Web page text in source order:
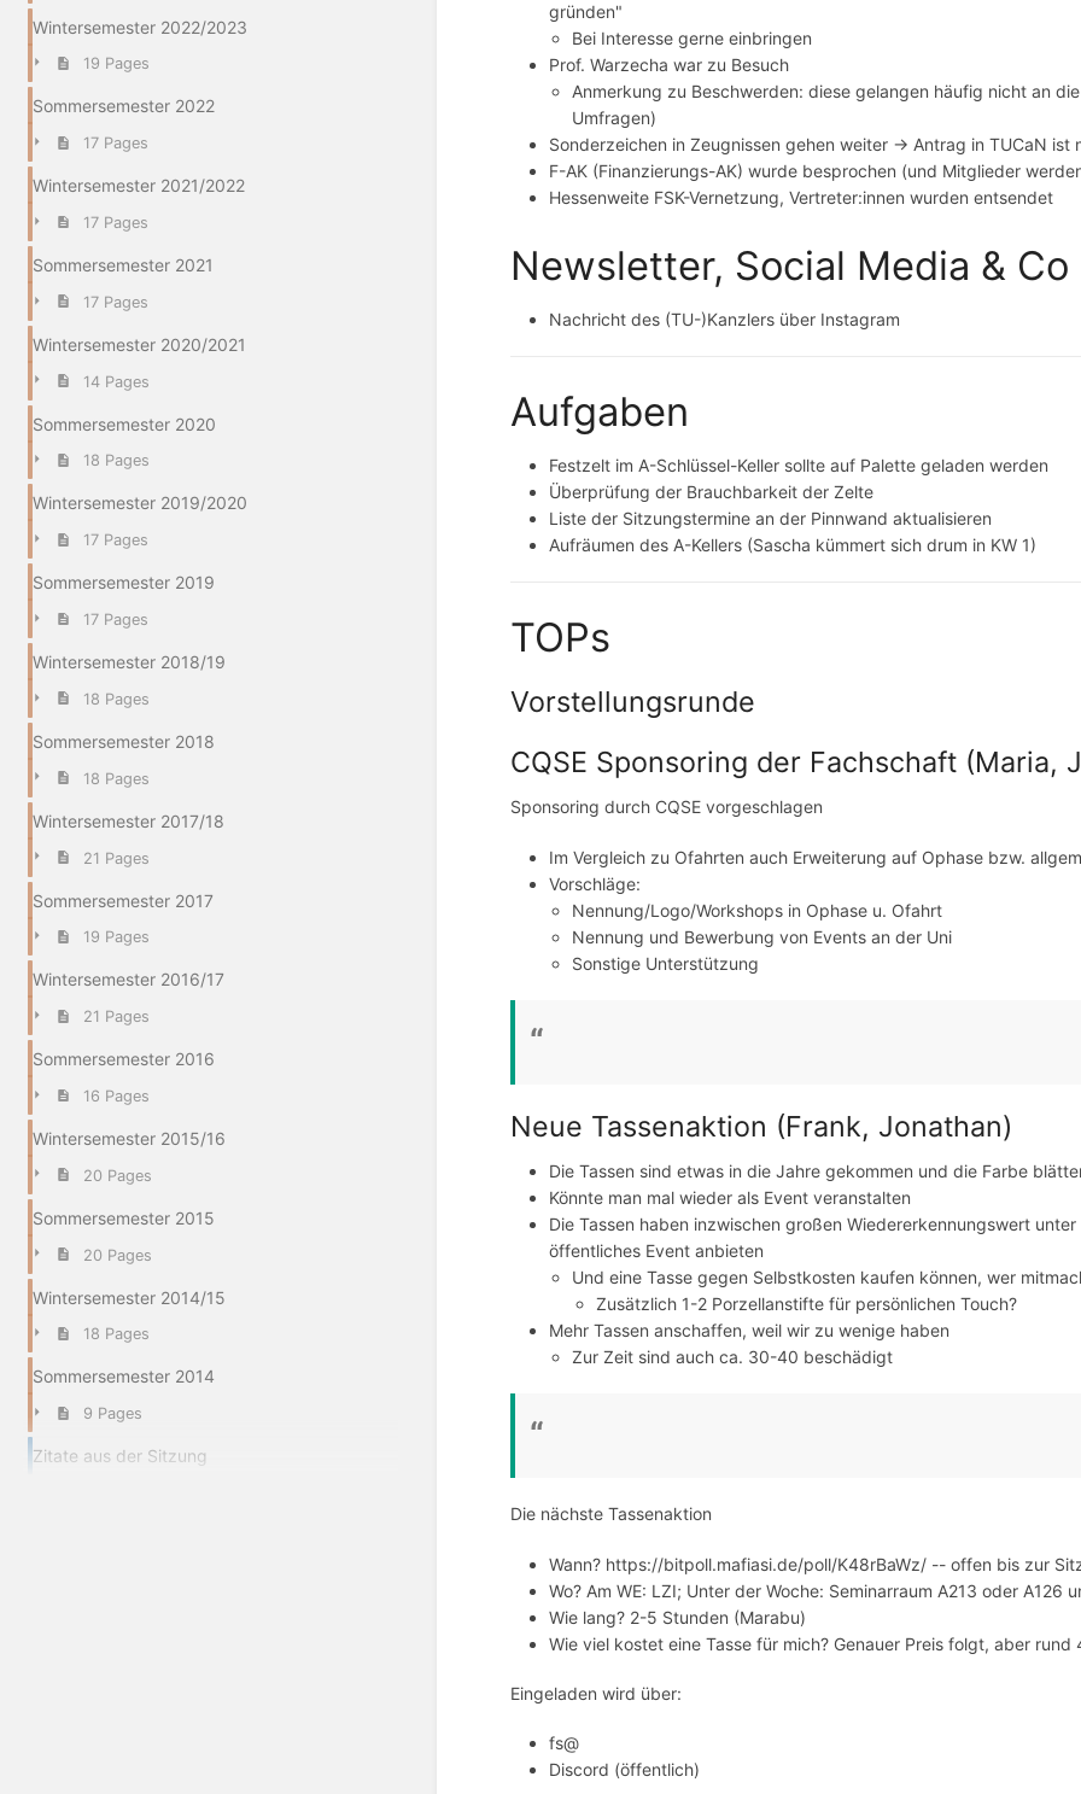
Wintersemester 2022/2023
19 Pages
Sommersemester 2022
17 Pages
Wintersemester 2021/2022
17 Pages
Sommersemester 2021
17 Pages
Wintersemester 2020/2021
14 Pages
Sommersemester 2020
18 Pages
Wintersemester 2019/2020
17 Pages
Sommersemester 2019
17 Pages
Wintersemester 2018/19
18 Pages
Sommersemester 2018
18 Pages
Wintersemester 2017/18
21 Pages
Sommersemester 2017
19 Pages
Wintersemester 2016/17
21 Pages
Sommersemester 2016
16 Pages
Wintersemester 2015/16
20 Pages
Sommersemester 2015
20 Pages
Wintersemester 2014/15
18 Pages
Sommersemester 2014
9 Pages
Zitate aus der Sitzung
gründen"
Bei Interesse gerne einbringen
Prof. Warzecha war zu Besuch
Anmerkung zu Beschwerden: diese gelangen häufig nicht an
Umfragen)
Sonderzeichen in Zeugnissen gehen weiter -> Antrag in TUCaN ist
F-AK (Finanzierungs-AK) wurde besprochen (und Mitglieder
Hessenweite FSK-Vernetzung, Vertreter:innen wurden entsendet
Newsletter, Social Media & Co
Nachricht des (TU-)Kanzlers über Instagram
Aufgaben
Festzelt im A-Schlüssel-Keller sollte auf Palette geladen werden
Überprüfung der Brauchbarkeit der Zelte
Liste der Sitzungstermine an der Pinnwand aktualisieren
Aufräumen des A-Kellers (Sascha kümmert sich drum in KW 1)
TOPs
Vorstellungsrunde
CQSE Sponsoring der Fachschaft (Maria,
Sponsoring durch CQSE vorgeschlagen
Im Vergleich zu Ofahrten auch Erweiterung auf Ophase bzw.
Vorschläge:
Nennung/Logo/Workshops in Ophase u. Ofahrt
Nennung und Bewerbung von Events an der Uni
Sonstige Unterstützung
Neue Tassenaktion (Frank, Jonathan)
Die Tassen sind etwas in die Jahre gekommen und die Farbe
Könnte man mal wieder als Event veranstalten
Die Tassen haben inzwischen großen Wiedererkennungswert
öffentliches Event anbieten
Und eine Tasse gegen Selbstkosten kaufen können, wer
Zusätzlich 1-2 Porzellanstifte für persönlichen Touch?
Mehr Tassen anschaffen, weil wir zu wenige haben
Zur Zeit sind auch ca. 30-40 beschädigt
Die nächste Tassenaktion
Wann? https://bitpoll.mafiasi.de/poll/K48rBaWz/ -- offen bis zur
Wo? Am WE: LZI; Unter der Woche: Seminarraum A213 oder A126
Wie lang? 2-5 Stunden (Marabu)
Wie viel kostet eine Tasse für mich? Genauer Preis folgt, aber rund
Eingeladen wird über:
fs@
Discord (öffentlich)